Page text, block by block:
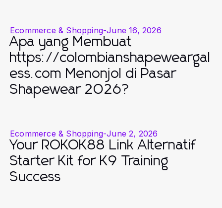
Ecommerce & Shopping-June 16, 2026
Apa yang Membuat
https://colombianshapeweargal
ess.com Menonjol di Pasar
Shapewear 2026?
Ecommerce & Shopping-June 2, 2026
Your ROKOK88 Link Alternatif
Starter Kit for K9 Training
Success